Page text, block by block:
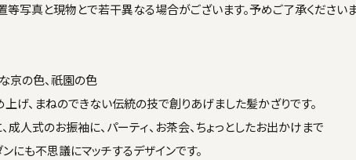
写真と現物とで若干異なる場合がございます。予めご了承ください
京の色、祇園の色
げ、まねのできない伝統の技で創りあげました髪かざりです。
成人式のお振袖に、パーティ、お茶会、ちょっとしたお出かけまで
にも不思議にマッチするデザインです。